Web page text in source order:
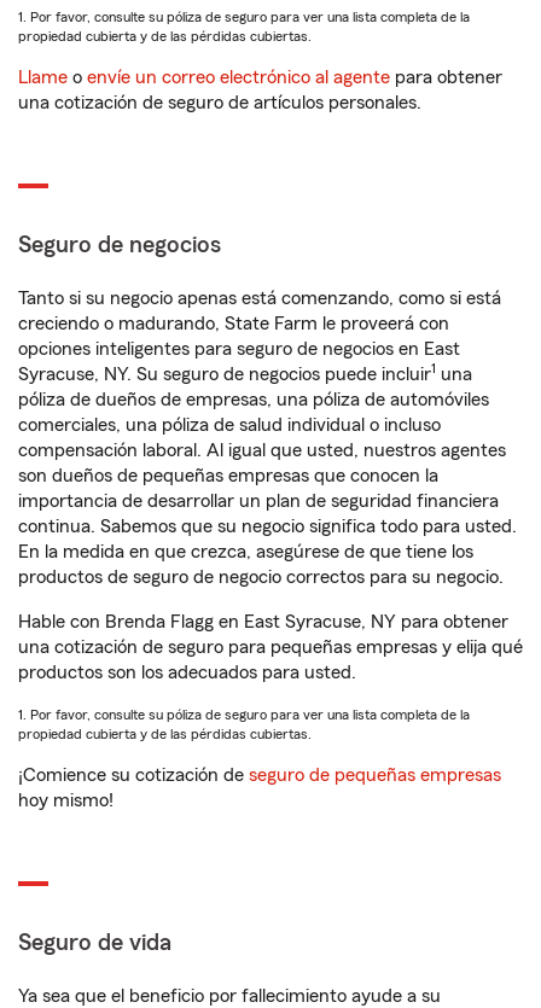
1. Por favor, consulte su póliza de seguro para ver una lista completa de la
propiedad cubierta y de las pérdidas cubiertas.
Llame o envíe un correo electrónico al agente para obtener
una cotización de seguro de artículos personales.
Seguro de negocios
Tanto si su negocio apenas está comenzando, como si está
creciendo o madurando, State Farm le proveerá con
opciones inteligentes para seguro de negocios en East
Syracuse, NY. Su seguro de negocios puede incluir1 una
póliza de dueños de empresas, una póliza de automóviles
comerciales, una póliza de salud individual o incluso
compensación laboral. Al igual que usted, nuestros agentes
son dueños de pequeñas empresas que conocen la
importancia de desarrollar un plan de seguridad financiera
continua. Sabemos que su negocio significa todo para usted.
En la medida en que crezca, asegúrese de que tiene los
productos de seguro de negocio correctos para su negocio.
Hable con Brenda Flagg en East Syracuse, NY para obtener
una cotización de seguro para pequeñas empresas y elija qué
productos son los adecuados para usted.
1. Por favor, consulte su póliza de seguro para ver una lista completa de la
propiedad cubierta y de las pérdidas cubiertas.
¡Comience su cotización de seguro de pequeñas empresas
hoy mismo!
Seguro de vida
Ya sea que el beneficio por fallecimiento ayude a su